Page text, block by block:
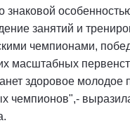
знаковой
занятий и
чемпионами,
масштабных
здоровое молодое
чемпионов",-